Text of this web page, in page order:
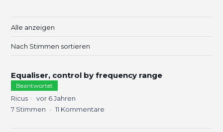
Alle anzeigen
Nach Stimmen sortieren
Equaliser, control by frequency range
Beantwortet
Ricus
vor 6 Jahren
7 Stimmen 11 Kommentare